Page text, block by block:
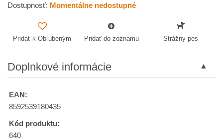
Dostupnosť: Momentálne nedostupné
Pridať k Obľúbeným Pridať do zoznamu Strážny pes
Doplnkové informácie
EAN:
8592539180435
Kód produktu:
640